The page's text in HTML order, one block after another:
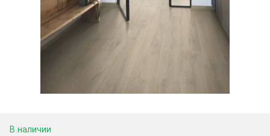
В наличии